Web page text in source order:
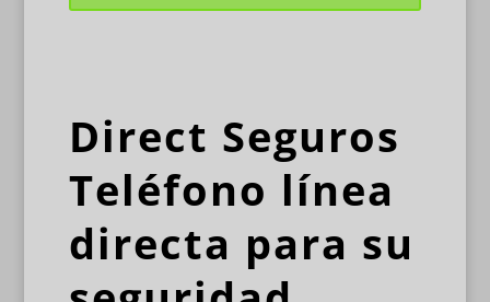
Direct Seguros
Teléfono línea
directa para su